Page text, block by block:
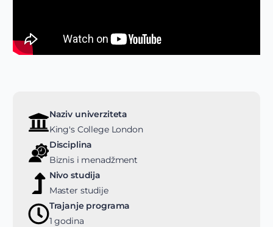
Naziv univerziteta
King's College London
Disciplina
Biznis i menadžment
Nivo studija
Master studije
Trajanje programa
1 godina